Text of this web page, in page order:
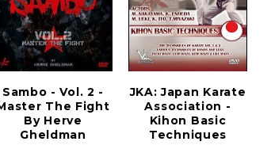
Sambo - Vol. 2 -
The Fight
By Herve
Gheldman
JKA: Japan Karate
Association -
Kihon Basic
Techniques